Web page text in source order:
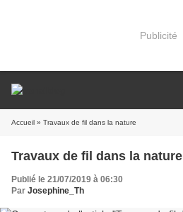
Publicité
Accueil » Travaux de fil dans la nature
Travaux de fil dans la nature
Publié le 21/07/2019 à 06:30
Par Josephine_Th